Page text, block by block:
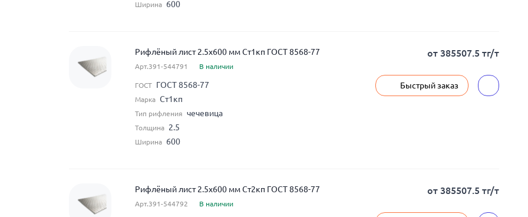
Ширина 600
Рифлёный лист 2.5x600 мм Ст1кп ГОСТ 8568-77
Арт.391-544791 В наличии
ГОСТ ГОСТ 8568-77
Марка Ст1кп
Тип рифления чечевица
Толщина 2.5
Ширина 600
от 385507.5 тг/т
Быстрый заказ
Рифлёный лист 2.5x600 мм Ст2кп ГОСТ 8568-77
Арт.391-544792 В наличии
от 385507.5 тг/т